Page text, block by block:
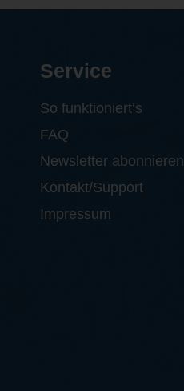
Service
So funktioniert‘s
FAQ
Newsletter abonnieren
Kontakt/Support
Impressum